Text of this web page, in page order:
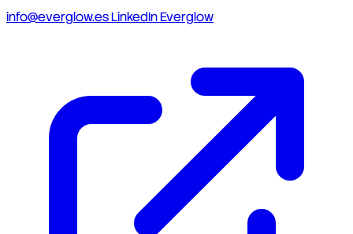
info@everglow.esLinkedIn Everglow